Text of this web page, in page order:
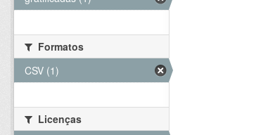
Formatos
CSV (1)
Licenças